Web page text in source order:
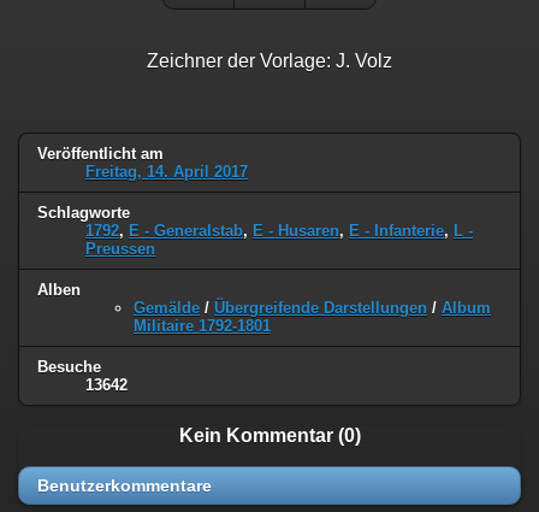
Zeichner der Vorlage: J. Volz
Veröffentlicht am
Freitag, 14. April 2017
Schlagworte
1792, E - Generalstab, E - Husaren, E - Infanterie, L -
Preussen
Alben
Gemälde / Übergreifende Darstellungen / Album
Militaire 1792-1801
Besuche
13642
Kein Kommentar (0)
Benutzerkommentare